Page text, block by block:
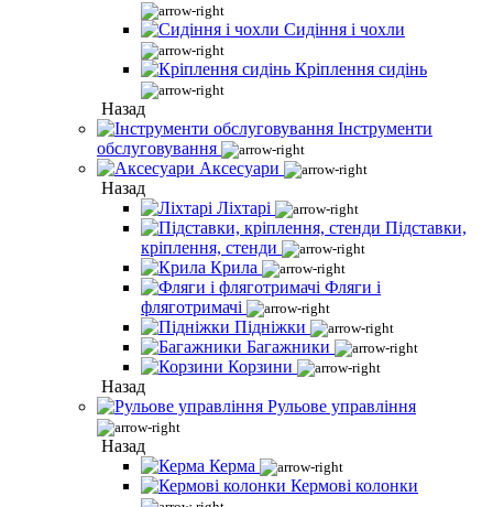
Сидіння і чохли
Кріплення сидінь
Назад
Інструменти
обслуговування
Аксесуари
Назад
Ліхтарі
Підставки,
кріплення, стенди
Крила
Фляги і
фляготримачі
Підніжки
Багажники
Корзини
Назад
Рульове управління
Назад
Керма
Кермові колонки